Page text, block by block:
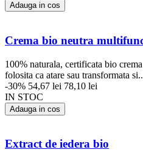
Adauga in cos
Crema bio neutra
100% naturala, certificata bio
folosita ca atare sau transformata
-30% 54,67 lei 78,10 lei
IN STOC
Adauga in cos
Extract de iedera bio